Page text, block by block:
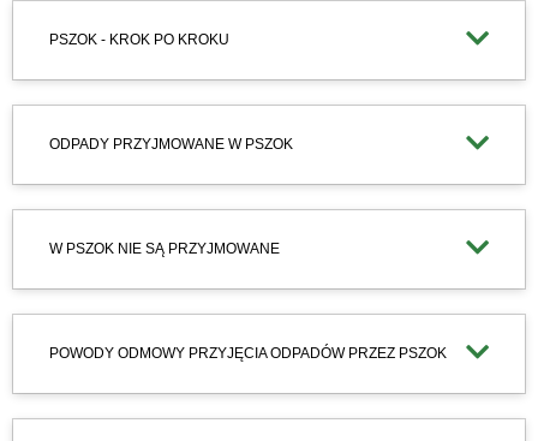
PSZOK - KROK PO KROKU
ODPADY PRZYJMOWANE W PSZOK
W PSZOK NIE SĄ PRZYJMOWANE
POWODY ODMOWY PRZYJĘCIA ODPADÓW PRZEZ PSZOK